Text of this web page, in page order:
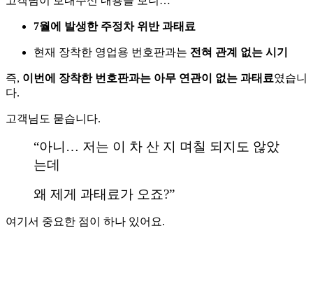
7월에 발생한 주정차 위반 과태료
현재 장착한 영업용 번호판과는 전혀 관계 없는 시기
즉, 이번에 장착한 번호판과는 아무 연관이 없는 과태료였습니
다.
고객님도 묻습니다.
“아니… 저는 이 차 산 지 며칠 되지도 않았
는데
왜 제게 과태료가 오죠?”
여기서 중요한 점이 하나 있어요.